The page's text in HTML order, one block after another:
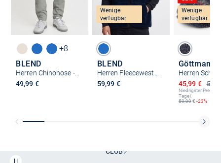
+8
BLEND
Herren Chinohose - BHNatan
49,99 €
Wenige
verfügbar
BLEND
Herren Fleeceweste - BHWaistcoat
59,99 €
Wenige
verfügbar
Göttmann
Ermäßigter
45,99 €
Niedrigster Preis
Tage):
59,99€ -23%
CLUB